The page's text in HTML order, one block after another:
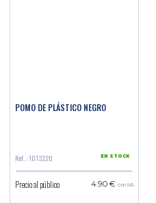
POMO DE PLÁSTICO NEGRO
Ref. : 1013220 EN STOCK
Precio al público 4.90 € con IVA